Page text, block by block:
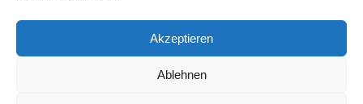
Akzeptieren
Ablehnen
sprechen Sie uns gerne an.